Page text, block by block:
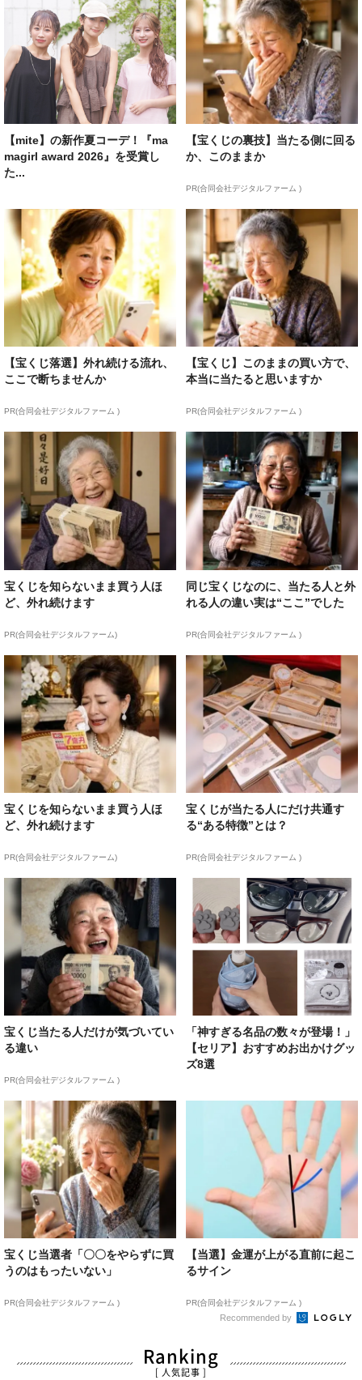
【mite】の新作夏コーデ！『ma
magirl award 2026』を受賞し
た...
【宝くじの裏技】当たる側に回る
か、このままか
PR(合同会社デジタルファーム )
【宝くじ落選】外れ続ける流れ、
ここで断ちませんか
PR(合同会社デジタルファーム )
【宝くじ】このままの買い方で、
本当に当たると思いますか
PR(合同会社デジタルファーム )
宝くじを知らないまま買う人ほ
ど、外れ続けます
PR(合同会社デジタルファーム)
同じ宝くじなのに、当たる人と外
れる人の違い実は“ここ”でした
PR(合同会社デジタルファーム )
宝くじを知らないまま買う人ほ
ど、外れ続けます
PR(合同会社デジタルファーム)
宝くじが当たる人にだけ共通す
る“ある特徴”とは？
PR(合同会社デジタルファーム )
宝くじ当たる人だけが気づいてい
る違い
PR(合同会社デジタルファーム )
「神すぎる名品の数々が登場！」
【セリア】おすすめお出かけグッ
ズ8選
宝くじ当選者「〇〇をやらずに買
うのはもったいない」
PR(合同会社デジタルファーム )
【当選】金運が上がる直前に起こ
るサイン
PR(合同会社デジタルファーム )
Recommended by
Ranking
[ 人気記事 ]